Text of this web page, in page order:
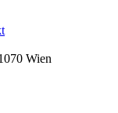
Wien